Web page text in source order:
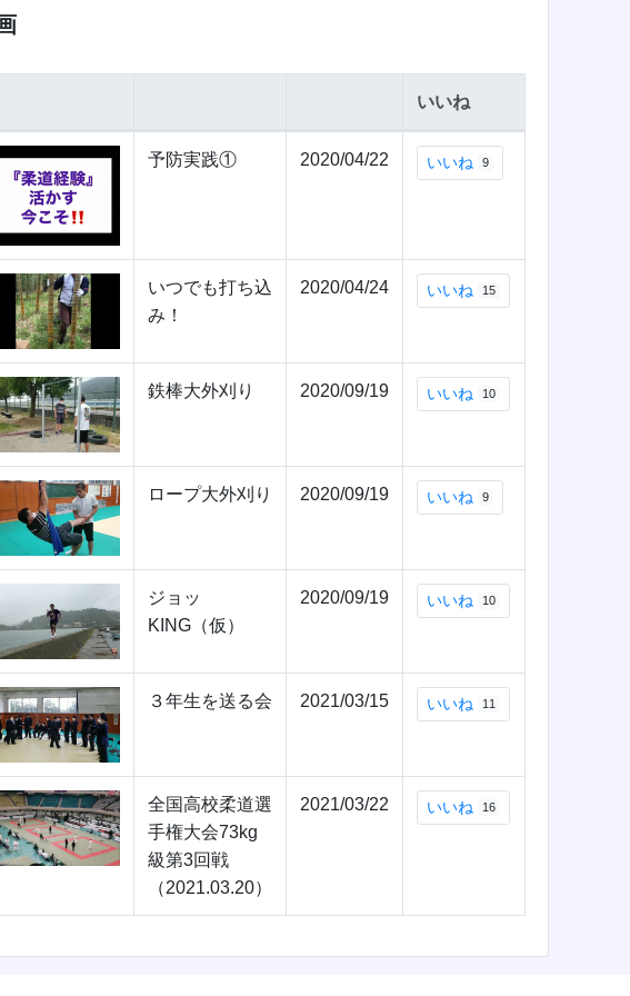
：柔道部Movie
いいね
予防実践① 2020/04/22 いいね 9
いつでも打ち込
み！
2020/04/24 いいね 15
鉄棒大外刈り 2020/09/19 いいね 10
ロープ大外刈り 2020/09/19 いいね 9
ジョッ
KING（仮）
2020/09/19 いいね 10
３年生を送る会 2021/03/15 いいね 11
全国高校柔道選
手権大会73kg
級第3回戦
（2021.03.20）
2021/03/22 いいね 16